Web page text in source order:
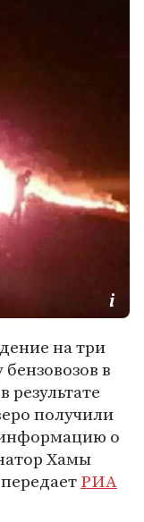
на три
в
получили
о
Хамы
РИА